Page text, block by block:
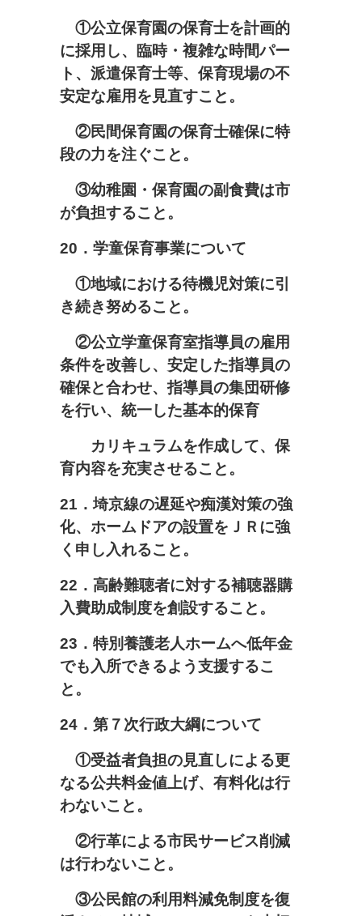
①公立保育園の保育士を計画的
に採用し、臨時・複雑な時間パー
ト、派遣保育士等、保育現場の不
安定な雇用を見直すこと。
②民間保育園の保育士確保に特
段の力を注ぐこと。
③幼稚園・保育園の副食費は市
が負担すること。
20 ．学童保育事業について
①地域における待機児対策に引
き続き努めること。
②公立学童保育室指導員の雇用
条件を改善し、安定した指導員の
確保と合わせ、指導員の集団研修
を行い、統一した基本的保育
カリキュラムを作成して、保
育内容を充実させること。
21 ．埼京線の遅延や痴漢対策の強
化、ホームドアの設置をＪＲに強
く申し入れること。
22 ．高齢難聴者に対する補聴器購
入費助成制度を創設すること。
23 ．特別養護老人ホームへ低年金
でも入所できるよう支援するこ
と。
24 ．第７次行政大綱について
①受益者負担の見直しによる更
なる公共料金値上げ、有料化は行
わないこと。
②行革による市民サービス削減
は行わないこと。
③公民館の利用料減免制度を復